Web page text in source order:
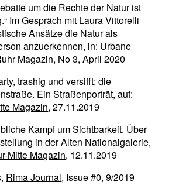
um die Rechte der Natur ist
Im Gespräch mit Laura Vittorelli
Ansätze die Natur als
anzuerkennen, in: Urbane
Magazin, No 3, April 2020
trashig und versifft: die
Ein Straßenporträt, auf:
Magazin, 27.11.2019
Kampf um Sichtbarkeit. Über
in der Alten Nationalgalerie,
Mitte Magazin, 12.11.2019
Rima Journal, Issue #0, 9/2019